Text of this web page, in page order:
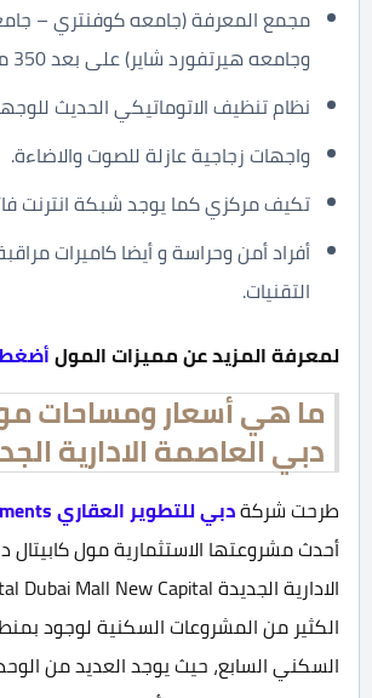
مجمع المعرفة (جامعه كوفنتري –
وجامعه هيرتفورد شاير) على بعد 350 متر.
نظام تنظيف الاتوماتيكي الحديث
واجهات زجاجية عازلة للصوت والاضاءة.
تكيف مركزي كما يوجد شبكة انترنت
أفراد أمن وحراسة و أيضا كاميرات
التقنيات.
لمعرفة المزيد عن مميزات المول
ما هي أسعار ومساحات
دبي العاصمة الادارية
طرحت شركةدبي للتطوير العقاري Dubai Developments
أحدث مشروعتها الاستثمارية مول
الكثير من المشروعات السكنية لوجود
السكني السابع، حيث يوجد العديد من